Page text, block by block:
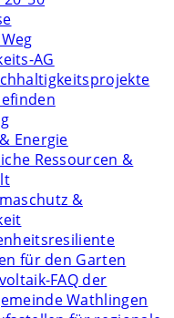
AG
Energie
Ressourcen &
&
für den Garten
FAQ der
Wathlingen